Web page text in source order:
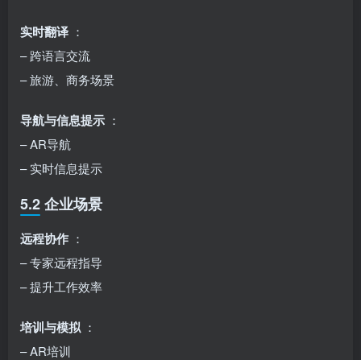
实时翻译 ：
– 跨语言交流
– 旅游、商务场景
导航与信息提示 ：
– AR导航
– 实时信息提示
5.2 企业场景
远程协作 ：
– 专家远程指导
– 提升工作效率
培训与模拟 ：
– AR培训